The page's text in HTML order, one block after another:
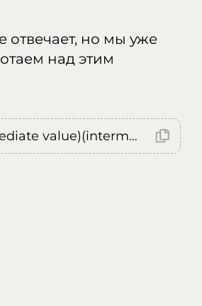
отвечает, но мы уже
над этим
Error: (intermediate value)(intermediate value)(intermediate value).replaceAll is not a function